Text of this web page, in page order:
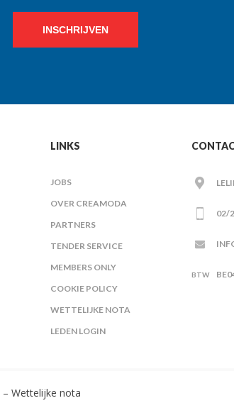
INSCHRIJVEN
LINKS
JOBS
OVER CREAMODA
PARTNERS
TENDER SERVICE
MEMBERS ONLY
COOKIE POLICY
WETTELIJKE NOTA
LEDEN LOGIN
02/
– Wettelijke nota